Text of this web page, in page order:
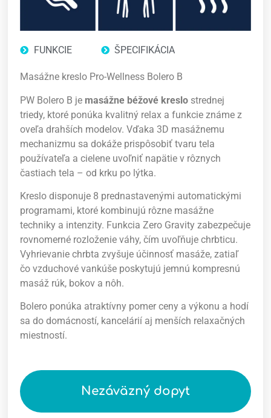
FUNKCIE ŠPECIFIKÁCIA
Masážne kreslo Pro-Wellness Bolero B
PW Bolero B je masážne béžové kreslo strednej
triedy, ktoré ponúka kvalitný relax a funkcie známe z
oveľa drahších modelov. Vďaka 3D masážnemu
mechanizmu sa dokáže prispôsobiť tvaru tela
používateľa a cielene uvoľniť napätie v rôznych
častiach tela – od krku po lýtka.
Kreslo disponuje 8 prednastavenými automatickými
programami, ktoré kombinujú rôzne masážne
techniky a intenzity. Funkcia Zero Gravity zabezpečuje
rovnomerné rozloženie váhy, čím uvoľňuje chrbticu.
Vyhrievanie chrbta zvyšuje účinnosť masáže, zatiaľ
čo vzduchové vankúše poskytujú jemnú kompresnú
masáž rúk, bokov a nôh.
Bolero ponúka atraktívny pomer ceny a výkonu a hodí
sa do domácností, kancelárií aj menších relaxačných
miestností.
Nezáväzný dopyt